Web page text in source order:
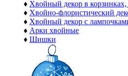
♦ Хвойный декор в
♦ Хвойно-флористический
♦ Хвойный декор с
♦ Арки хвойные
♦ Шишки